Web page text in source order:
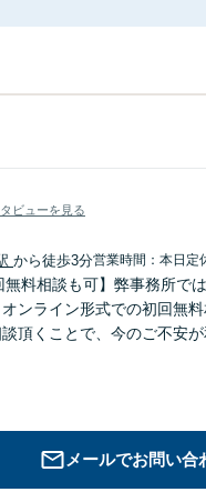
ビューを見る
から徒歩3分営業時間：本日定
無料相談も可】弊事務所で
ンライン形式での初回無
頂くことで、今のご不安が
メールでお問い合